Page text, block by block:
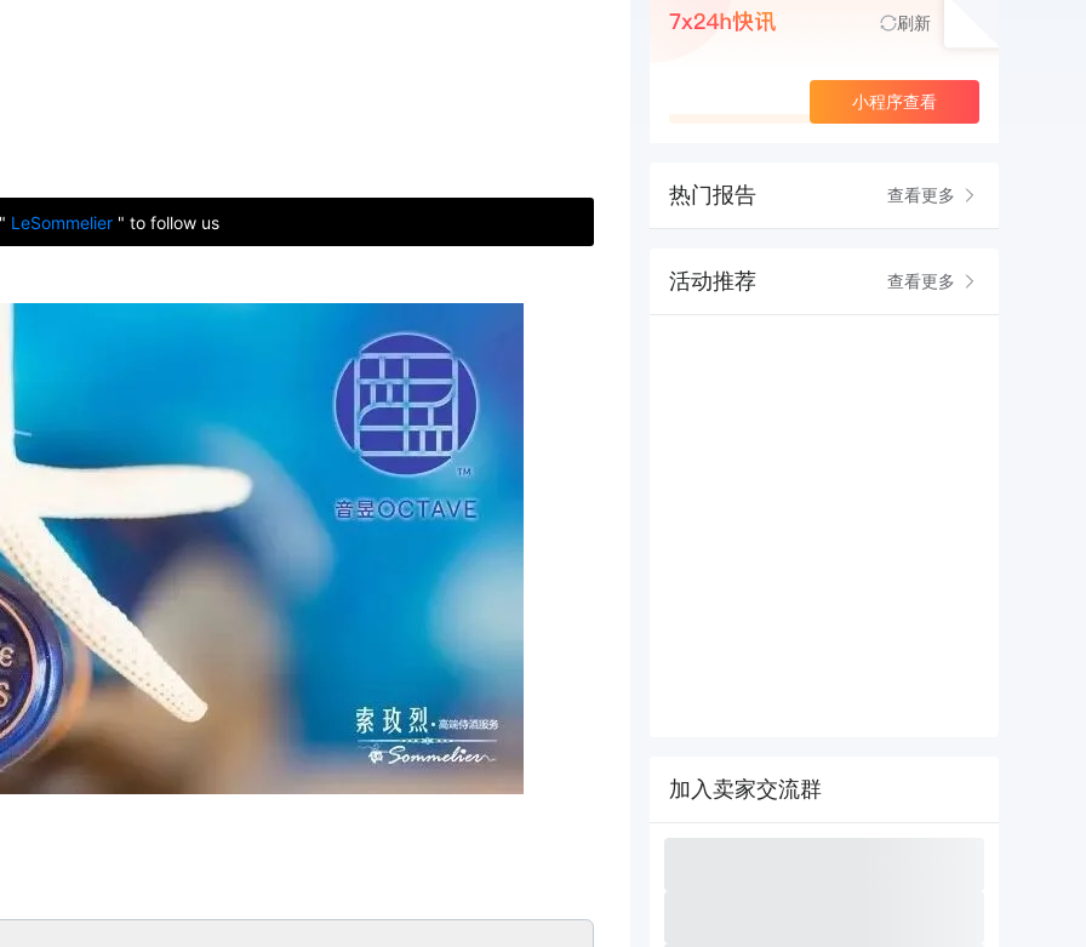
LeSommelier " to follow us
刷新
小程序查看
热门报告 查看更多
活动推荐 查看更多
加入卖家交流群